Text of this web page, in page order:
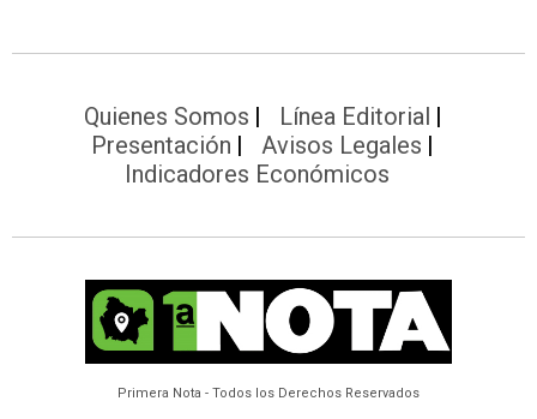
Quienes Somos
Línea Editorial
Presentación
Avisos Legales
Indicadores Económicos
Primera Nota - Todos los Derechos Reservados